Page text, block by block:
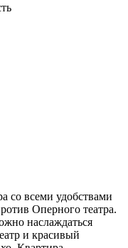
со всеми удобствами
Оперного театра.
наслаждаться
и красивый